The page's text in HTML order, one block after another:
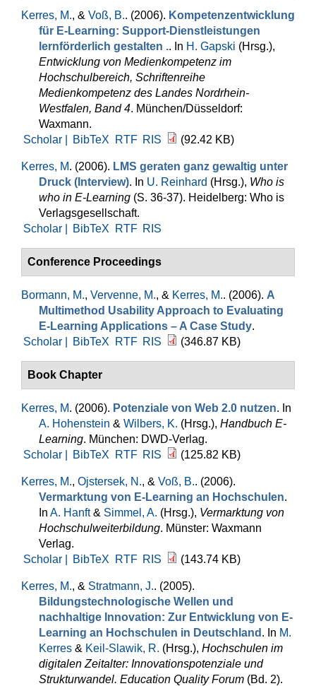
Kerres, M., & Voß, B.. (2006). Kompetenzentwicklung
für E-Learning: Support-Dienstleistungen
lernförderlich gestalten .. In H. Gapski (Hrsg.),
Entwicklung von Medienkompetenz im
Hochschulbereich, Schriftenreihe
Medienkompetenz des Landes Nordrhein-
Westfalen, Band 4. München/Düsseldorf:
Waxmann.
Scholar |
BibTeX RTF RIS (92.42 KB)
Kerres, M. (2006). LMS geraten ganz gewaltig unter
Druck (Interview). In U. Reinhard (Hrsg.), Who is
who in E-Learning (S. 36-37). Heidelberg: Who is
Verlagsgesellschaft.
Scholar |
BibTeX RTF RIS
Conference Proceedings
Bormann, M., Vervenne, M., & Kerres, M.. (2006). A
Multimethod Usability Approach to Evaluating
E-Learning Applications – A Case Study.
Scholar |
BibTeX RTF RIS (346.87 KB)
Book Chapter
Kerres, M. (2006). Potenziale von Web 2.0 nutzen. In
A. Hohenstein & Wilbers, K. (Hrsg.), Handbuch E-
Learning. München: DWD-Verlag.
Scholar |
BibTeX RTF RIS (125.82 KB)
Kerres, M., Ojstersek, N., & Voß, B.. (2006).
Vermarktung von E-Learning an Hochschulen.
In A. Hanft& Simmel, A. (Hrsg.), Vermarktung von
Hochschulweiterbildung. Münster: Waxmann
Verlag.
Scholar |
BibTeX RTF RIS (143.74 KB)
Kerres, M., & Stratmann, J.. (2005).
Bildungstechnologische Wellen und
nachhaltige Innovation: Zur Entwicklung von E-
Learning an Hochschulen in Deutschland . In M.
Kerres & Keil-Slawik, R. (Hrsg.), Hochschulen im
digitalen Zeitalter: Innovationspotenziale und
Strukturwandel. Education Quality Forum (Bd. 2).